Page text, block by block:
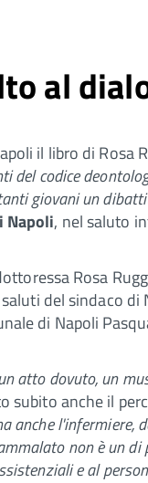
al
il libro di Rosa
del codice
giovani un
Napoli, nel saluto
Rosa
del sindaco
di Napoli
atto dovuto, un
subito anche il
anche l'infermiere,
non è un
e al